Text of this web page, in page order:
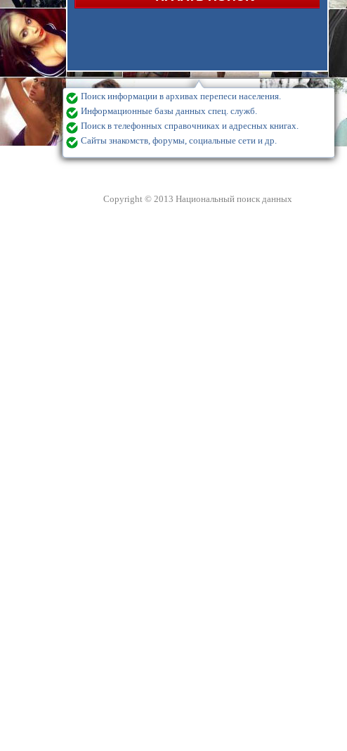
Поиск информации в архивах перепеси населения.
Информационные базы данных спец. служб.
Поиск в телефонных справочниках и адресных книгах.
Сайты знакомств, форумы, социальные сети и др.
Copyright © 2013 Национальный поиск данных